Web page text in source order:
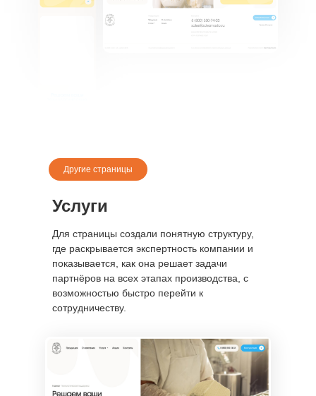
Для страницы создали понятную структуру,
где раскрывается экспертность компании и
показывается, как она решает задачи
партнёров на всех этапах производства, с
возможностью быстро перейти к
сотрудничеству.
Услуги
Другие страницы